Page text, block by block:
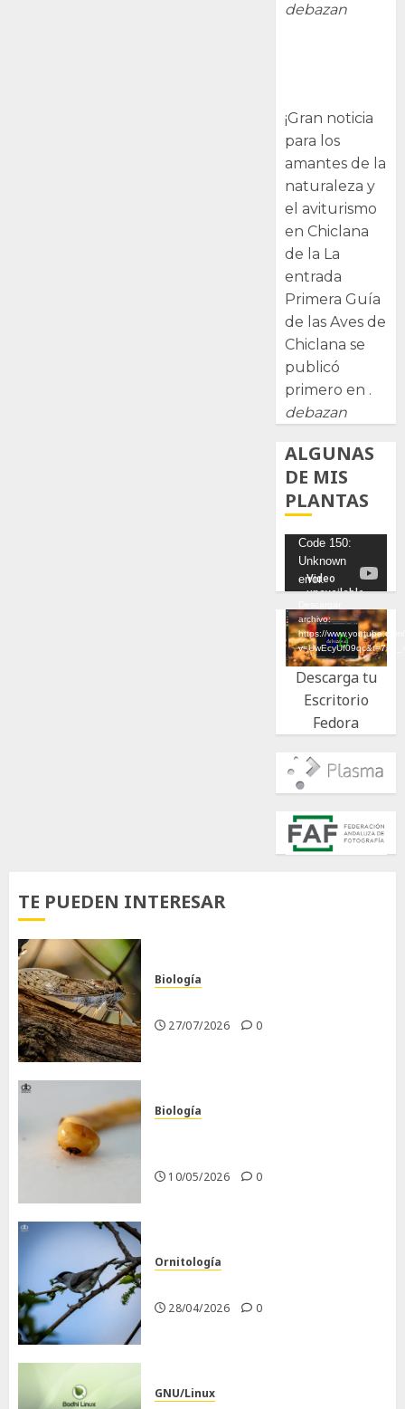
debazan
¡Gran noticia
para los
amantes de la
naturaleza y
el aviturismo
en Chiclana
de la La
entrada
Primera Guía
de las Aves de
Chiclana se
publicó
primero en .
debazan
ALGUNAS
DE MIS
PLANTAS
Reproductor
de
vídeo
Code 150:
Unknown
error.
archivo:
https://
Descarga tu
Escritorio
Fedora
TE PUEDEN INTERESAR
Biología
27/07/2026 0
Biología
10/05/2026 0
Ornitología
28/04/2026 0
GNU/Linux